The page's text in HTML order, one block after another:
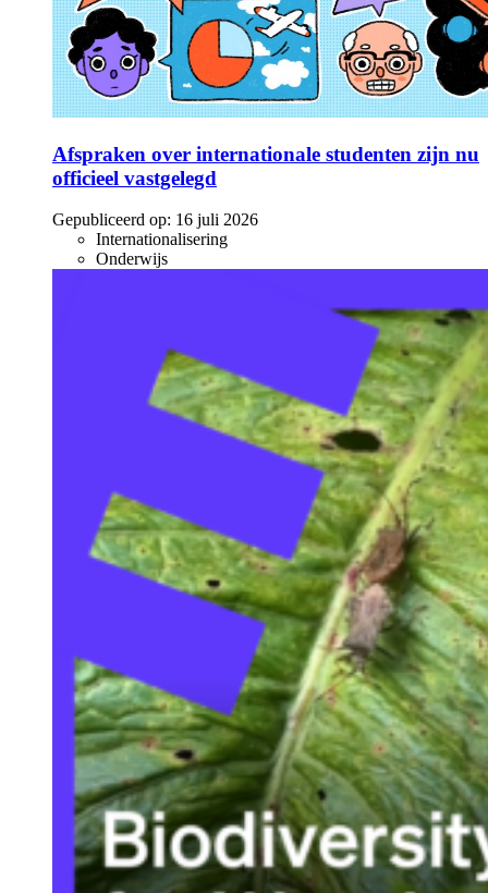
Afspraken over internationale studenten zijn nu
officieel vastgelegd
Gepubliceerd op: 16 juli 2026
Internationalisering
Onderwijs